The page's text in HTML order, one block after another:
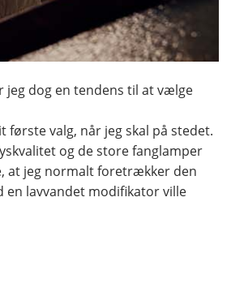
dog en tendens til at vælge
første valg, når jeg skal på stedet.
og de store fanglamper
at jeg normalt foretrækker den
lavvandet modifikator ville